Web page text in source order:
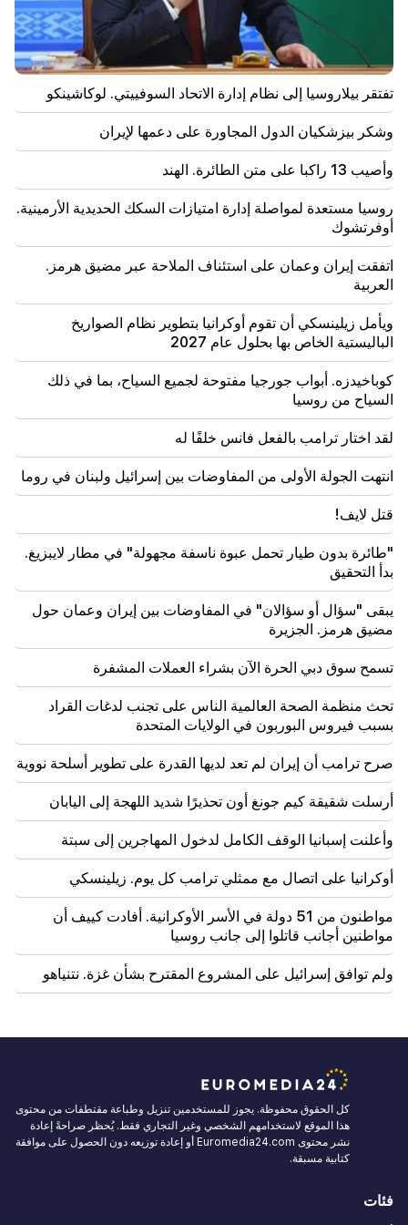
إن استدعاء Garegin B. Vepahar إلى المحكمة أمر غير
مقبول ومستهجن. آرام آي
22:09
اندلع حريق كبير في مكب للنفايات بالقرب من منطقة
سيليكيان في يريفان
21:48
كانت هناك تغييرات في خطوط الحافلات في يريفان
21:30
حياة يريفان على المذبح. فاردانيان يتحدث عن جودة الهواء
في يريفان (فيديو)
21:16
إنهم يحاولون إسكاتي بهذه الطريقة، لأنهم لا ينجحون في ذلك
في مجلس الأمة. إدغار غازاريان
20:30
كوتشاريان، وسركسيان، و"إينادو" لتير بيتروسيان. هذه
الحكومة لا تفعل شيئا للبلاد (فيديو)
20:05
اتهام جديد ضد جاجيك تساروكيان. ترامب يختار خليفته
(فيديو)
مهم
الحرية لجميع الأرمن في سجون باكو. ابراهاميان
19:28 مهم
وتحت قيادتكم، ستواصل حكومة جمهورية أرمينيا لعب دور
بناء في السلام الإقليمي. غوتيريس إلى باشينيان
18:35
روسيا مستعدة لمواصلة إدارة امتيازات السكك الحديدية
الأرمينية. أوفرتشوك
تفتقر بيلاروسيا إلى نظام إدارة الاتحاد السوفييتي. لوكاشينكو
وشكر بيزشكيان الدول المجاورة على دعمها لإيران
وأصيب 13 راكبا على متن الطائرة. الهند
روسيا مستعدة لمواصلة إدارة امتيازات السكك الحديدية الأرمينية.
أوفرتشوك
اتفقت إيران وعمان على استئناف الملاحة عبر مضيق هرمز.
العربية
ويأمل زيلينسكي أن تقوم أوكرانيا بتطوير نظام الصواريخ
الباليستية الخاص بها بحلول عام 2027
كوباخيدزه. أبواب جورجيا مفتوحة لجميع السياح، بما في ذلك
السياح من روسيا
لقد اختار ترامب بالفعل فانس خلفًا له
انتهت الجولة الأولى من المفاوضات بين إسرائيل ولبنان في روما
قتل لايف!
"طائرة بدون طيار تحمل عبوة ناسفة مجهولة" في مطار لايبزيغ.
بدأ التحقيق
يبقى "سؤال أو سؤالان" في المفاوضات بين إيران وعمان حول
مضيق هرمز. الجزيرة
تسمح سوق دبي الحرة الآن بشراء العملات المشفرة
تحث منظمة الصحة العالمية الناس على تجنب لدغات القراد
بسبب فيروس البوربون في الولايات المتحدة
صرح ترامب أن إيران لم تعد لديها القدرة على تطوير أسلحة نووية
أرسلت شقيقة كيم جونغ أون تحذيرًا شديد اللهجة إلى اليابان
وأعلنت إسبانيا الوقف الكامل لدخول المهاجرين إلى سبتة
أوكرانيا على اتصال مع ممثلي ترامب كل يوم. زيلينسكي
مواطنون من 51 دولة في الأسر الأوكرانية. أفادت كييف أن
مواطنين أجانب قاتلوا إلى جانب روسيا
ولم توافق إسرائيل على المشروع المقترح بشأن غزة. نتنياهو
كل الحقوق محفوظة. يجوز للمستخدمين تنزيل وطباعة مقتطفات من محتوى
هذا الموقع لاستخدامهم الشخصي وغير التجاري فقط. يُحظر صراحةً إعادة
نشر محتوى Euromedia24.com أو إعادة توزيعه دون الحصول على موافقة
كتابية مسبقة.
فئات